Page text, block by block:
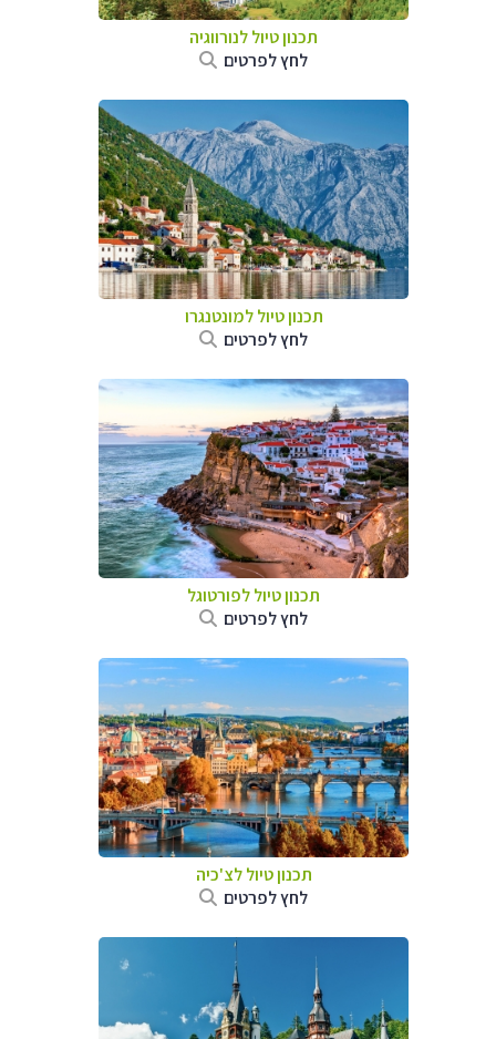
תכנון טיול לנורווגיה
לחץ לפרטים
תכנון טיול למונטנגרו
לחץ לפרטים
תכנון טיול לפורטוגל
לחץ לפרטים
תכנון טיול לצ'כיה
לחץ לפרטים